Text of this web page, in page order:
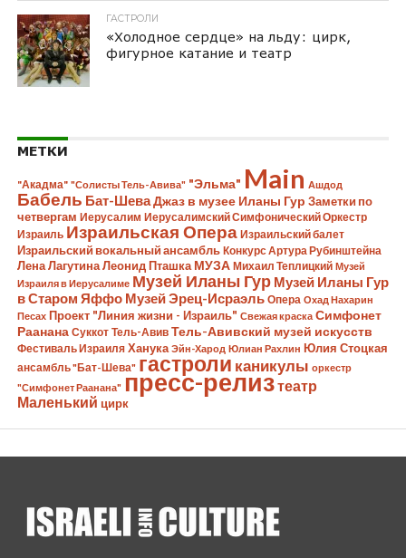
ГАСТРОЛИ
«Холодное сердце» на льду: цирк,
фигурное катание и театр
МЕТКИ
"Акадма" "Солисты Тель-Авива" "Эльма" Main Ашдод
Бабель Бат-ШеваДжаз в музее Иланы Гур Заметки по
четвергам Иерусалим Иерусалимский Симфонический Оркестр
Израиль Израильская Опера Израильский балет
Израильский вокальный ансамбль Конкурс Артура Рубинштейна
Лена Лагутина Леонид Пташка МУЗА Михаил Теплицкий Музей
Израиля в Иерусалиме Музей Иланы Гур Музей Иланы Гур
в Старом Яффо Музей Эрец-Исраэль Опера Охад Нахарин
Песах Проект "Линия жизни - Израиль" Свежая краска Симфонет
Раанана Суккот Тель-Авив Тель-Авивский музей искусств
Фестиваль Израиля Ханука Эйн-Харод Юлиан Рахлин Юлия Стоцкая
ансамбль "Бат-Шева" гастроли каникулы оркестр
"Симфонет Раанана" пресс-релизтеатр
Маленький цирк